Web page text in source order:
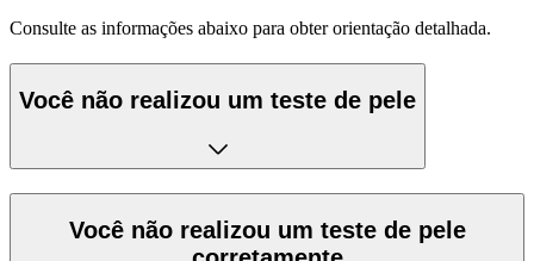
Consulte as informações abaixo para obter orientação detalhada.
Você não realizou um teste de pele
Você não realizou um teste de pele